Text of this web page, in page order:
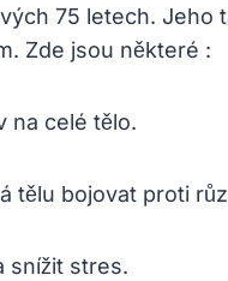
75 letech. Jeho
Zde jsou některé :
na celé tělo.
tělu bojovat proti
snížit stres.